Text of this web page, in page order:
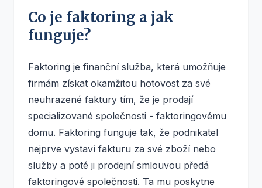
Co je faktoring a jak
funguje?
Faktoring je finanční služba, která umožňuje
firmám získat okamžitou hotovost za své
neuhrazené faktury tím, že je prodají
specializované společnosti - faktoringovému
domu. Faktoring funguje tak, že podnikatel
nejprve vystaví fakturu za své zboží nebo
služby a poté ji prodejní smlouvou předá
faktoringové společnosti. Ta mu poskytne